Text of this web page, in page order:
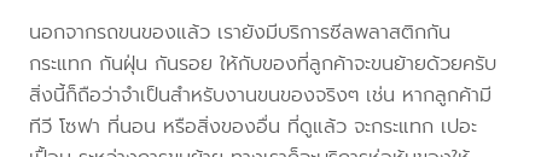
นอกจากรถขนของแล้ว เรายังมีบริการซีลพลาสติกกัน
กระแทก กันฝุ่น กันรอย ให้กับของที่ลูกค้าจะขนย้ายด้วยครับ
สิ่งนี้ก็ถือว่าจำเป็นสำหรับงานขนของจริงๆ เช่น หากลูกค้ามี
ทีวี โซฟา ที่นอน หรือสิ่งของอื่น ที่ดูแล้ว จะกระแทก เปอะ